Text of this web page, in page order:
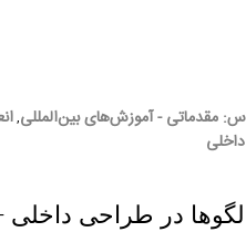
مقدماتی - آموزش‌های بین‌المللی,
در طراحی داخلی